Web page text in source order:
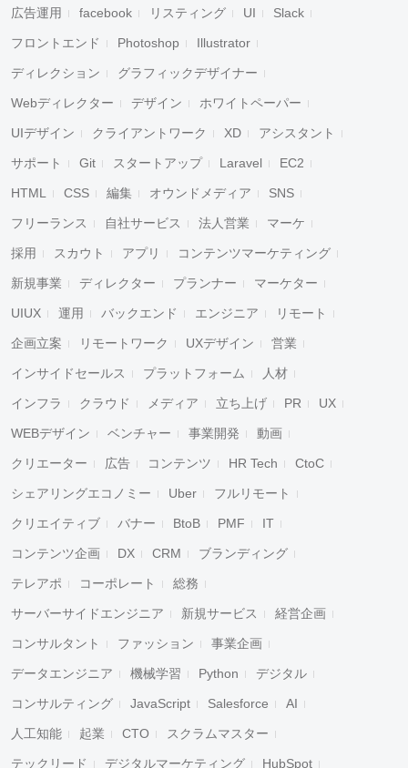
広告運用 facebook リスティング UI Slack
フロントエンド Photoshop Illustrator
ディレクション グラフィックデザイナー
Webディレクター デザイン ホワイトペーパー
UIデザイン クライアントワーク XD アシスタント
サポート Git スタートアップ Laravel EC2
HTML CSS 編集 オウンドメディア SNS
フリーランス 自社サービス 法人営業 マーケ
採用 スカウト アプリ コンテンツマーケティング
新規事業 ディレクター プランナー マーケター
UIUX 運用 バックエンド エンジニア リモート
企画立案 リモートワーク UXデザイン 営業
インサイドセールス プラットフォーム 人材
インフラ クラウド メディア 立ち上げ PR UX
WEBデザイン ベンチャー 事業開発 動画
クリエーター 広告 コンテンツ HR Tech CtoC
シェアリングエコノミー Uber フルリモート
クリエイティブ バナー BtoB PMF IT
コンテンツ企画 DX CRM ブランディング
テレアポ コーポレート 総務
サーバーサイドエンジニア 新規サービス 経営企画
コンサルタント ファッション 事業企画
データエンジニア 機械学習 Python デジタル
コンサルティング JavaScript Salesforce AI
人工知能 起業 CTO スクラムマスター
テックリード デジタルマーケティング HubSpot